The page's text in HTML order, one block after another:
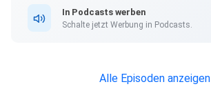
In Podcasts werben
Schalte jetzt Werbung in Podcasts.
Alle Episoden anzeigen